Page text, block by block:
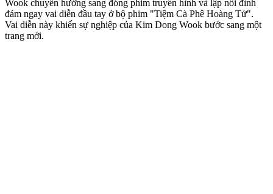
Wook chuyển hướng sang đóng phim truyền hình và lập nổi đình
đám ngay vai diễn đầu tay ở bộ phim "Tiệm Cà Phê Hoàng Tử".
Vai diễn này khiến sự nghiệp của Kim Dong Wook bước sang một
trang mới.